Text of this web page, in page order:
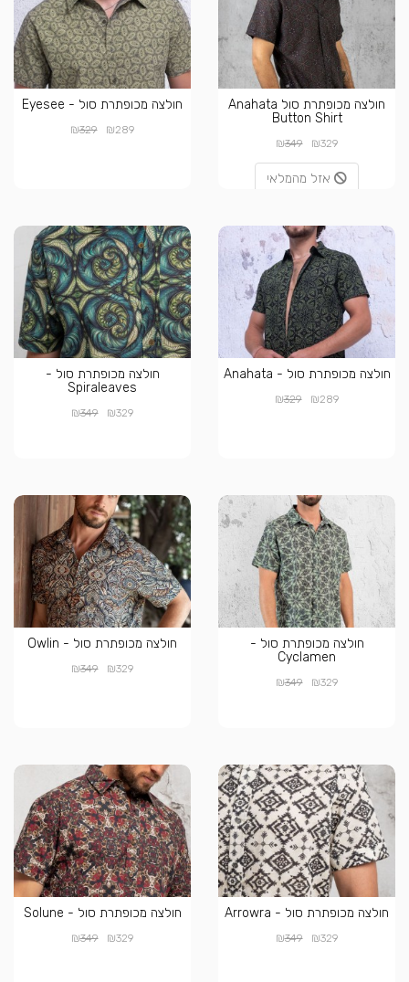
חולצה מכופתרת סול Anahata
Button Shirt
₪329
₪349
אזל מהמלאי
חולצה מכופתרת סול - Eyesee
₪289
₪329
חולצה מכופתרת סול - Anahata
₪289
₪329
חולצה מכופתרת סול -
Spiraleaves
₪329
₪349
חולצה מכופתרת סול -
Cyclamen
₪329
₪349
חולצה מכופתרת סול - Owlin
₪329
₪349
חולצה מכופתרת סול - Arrowra
₪329
₪349
חולצה מכופתרת סול - Solune
₪329
₪349